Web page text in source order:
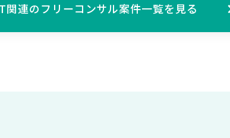
関連のフリーコンサル案件一覧を見る